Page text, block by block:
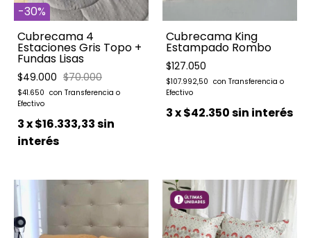
-30%
Cubrecama 4
Estaciones Gris Topo +
Fundas Lisas
$49.000 $70.000
$41.650
3x$16.333,33sin
interés
Cubrecama King
Estampado Rombo
$127.050
$107.992,50
3x$42.350sin interés